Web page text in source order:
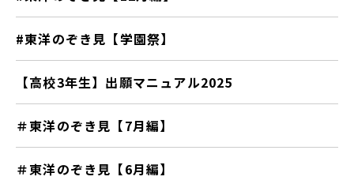
#東洋のぞき見【学園祭】
【高校3年生】出願マニュアル2025
＃東洋のぞき見【7月編】
＃東洋のぞき見【6月編】